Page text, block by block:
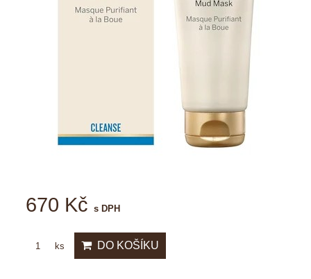
670 Kč s DPH
ks DO KOŠÍKU